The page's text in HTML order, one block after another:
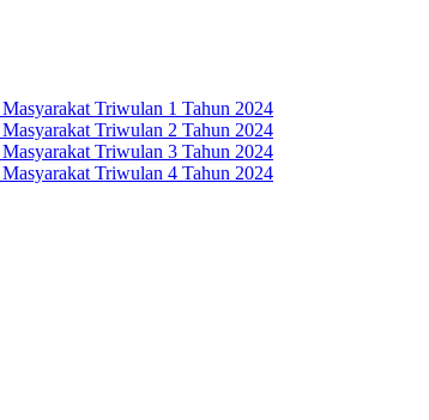
Triwulan 1 Tahun 2024
Triwulan 2 Tahun 2024
Triwulan 3 Tahun 2024
Triwulan 4 Tahun 2024